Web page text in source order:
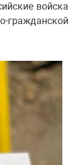
войска
гражданской